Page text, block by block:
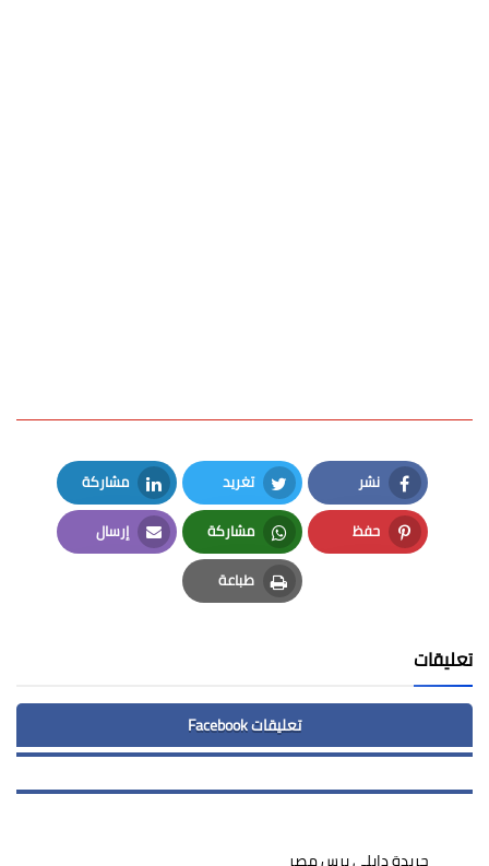
نشر
Facebook
تغريد
Twitter
مشاركة
LinkedIn
حفظ
Pinterest
مشاركة
Whatsapp
إرسال
Email
طباعة
Print
تعليقات
تعليقات Facebook
جريدة دايلى برس مصر